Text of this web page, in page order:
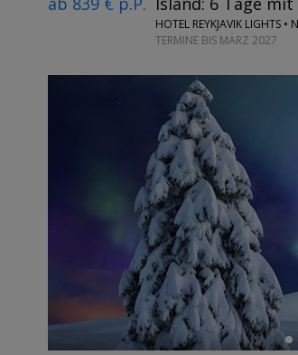
HOTEL REYKJAVIK LIGHTS •
TERMINE BIS MÄRZ 2027